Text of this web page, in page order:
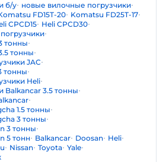
б/у новые вилочные погрузчики
FD15T-20
Komatsu FD25T-17
CPCD15
Heli CPCD30
тонны
тонны
JAC
тонны
Heli
Balkancar 3.5 тонны
1.5 тонны
3 тонны
3 тонны
5 тонн
Balkancar Doosan Heli
Nissan Toyota Yale